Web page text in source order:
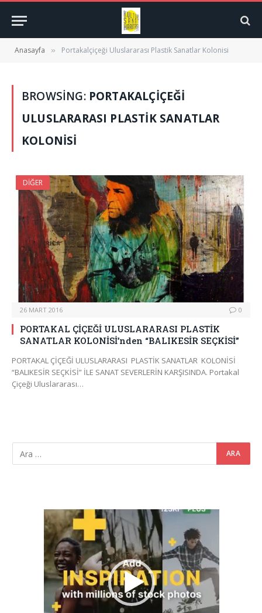
Anasayfa » Portakalçiçeği Uluslararası Plastik Sanatlar Kolonisi
BROWSING: PORTAKALÇIÇEĞI
ULUSLARARASI PLASTIK SANATLAR
KOLONISI
DIĞER
26 MART 2016 0
PORTAKAL ÇİÇEĞİ ULUSLARARASI PLASTİK
SANATLAR KOLONİSİ’nden “BALIKESİR SEÇKİSİ”
PORTAKAL ÇİÇEĞİ ULUSLARARASI PLASTİK SANATLAR KOLONİSİ
“BALIKESİR SEÇKİSİ” İLE SANAT SEVERLERİN KARŞISINDA. Portakal
Çiçeği Uluslararası…
Video
oynatıcı